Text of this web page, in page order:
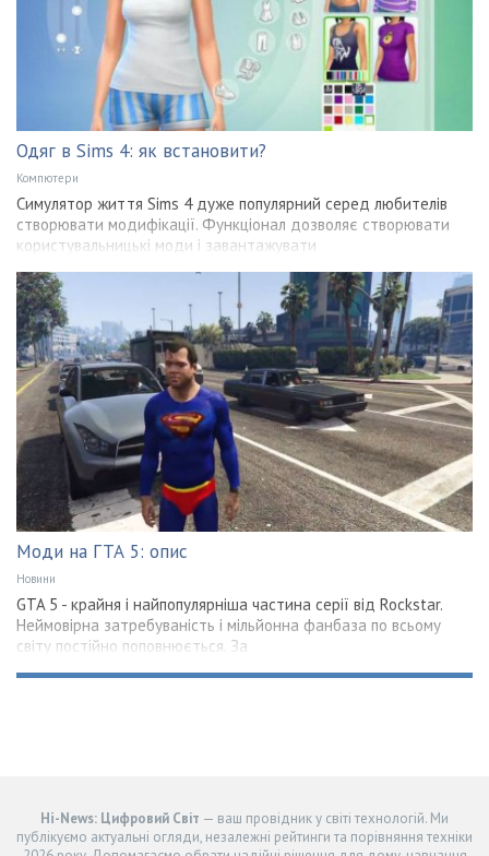
Одяг в Sims 4: як встановити?
Компютери
Симулятор життя Sims 4 дуже популярний серед любителів
створювати модифікації. Функціонал дозволяє створювати
користувальницькі моди і завантажувати
Моди на ГТА 5: опис
Новини
GTA 5 - крайня і найпопулярніша частина серії від Rockstar.
Неймовірна затребуваність і мільйонна фанбаза по всьому
світу постійно поповнюється. За
Hi-News: Цифровий Світ — ваш провідник у світі технологій. Ми
публікуємо актуальні огляди, незалежні рейтинги та порівняння техніки